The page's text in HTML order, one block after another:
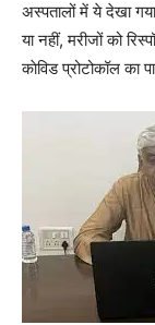
अस्पतालों में ये देखा
या नहीं, मरीजों को
काेविड प्रोटोकॉल का